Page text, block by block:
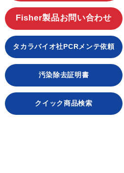
Fisher製品お問い合わせ
タカラバイオ社PCRメンテ依頼
汚染除去証明書
クイック商品検索